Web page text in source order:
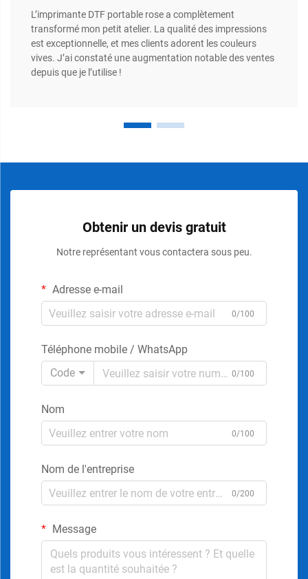
L’imprimante DTF portable rose a complètement
transformé mon petit atelier. La qualité des impressions
est exceptionnelle, et mes clients adorent les couleurs
vives. J’ai constaté une augmentation notable des ventes
depuis que je l’utilise !
Obtenir un devis gratuit
Notre représentant vous contactera sous peu.
Adresse e-mail
0/100
Téléphone mobile / WhatsApp
Code
0/100
Nom
0/100
Nom de l'entreprise
0/200
Message